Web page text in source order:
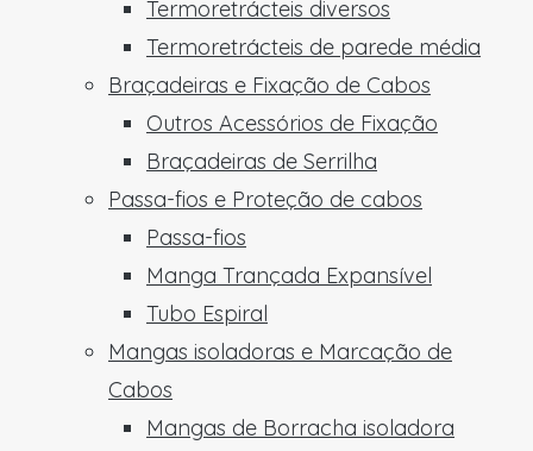
Termoretrácteis diversos
Termoretrácteis de parede média
Braçadeiras e Fixação de Cabos
Outros Acessórios de Fixação
Braçadeiras de Serrilha
Passa-fios e Proteção de cabos
Passa-fios
Manga Trançada Expansível
Tubo Espiral
Mangas isoladoras e Marcação de
Cabos
Mangas de Borracha isoladora